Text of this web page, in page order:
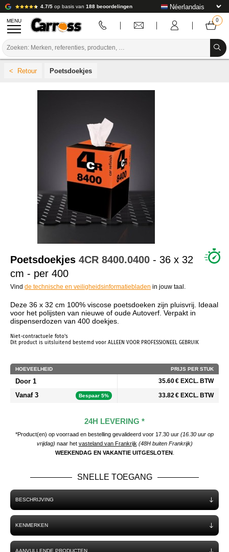
4.7/5 op basis van 188 beoordelingen
MENU
VOORBEREIDING / VERVEN / AFWERKING
VERBRUIKSARTIKELEN VOOR CARROSSERIE
GEREEDSCHAP VOOR CARROSSERIE
UITRUSTING VOOR CARROSSERIE
LABORATORIUMINSTALLATIE
HANDLEIDING & ADVIES
WIE ZIJN WIJ?
Poetsdoekjes
Poetsdoekjes 4CR 8400.0400 - 36 x 32
cm - per 400
Vind de technische en veiligheidsinformatiebladen in jouw taal.
Deze 36 x 32 cm 100% viscose poetsdoeken zijn pluisvrij. Ideaal
voor het polijsten van nieuwe of oude Autoverf. Verpakt in
dispenserdozen van 400 doekjes.
Niet-contractuele foto's
Dit product is uitsluitend bestemd voor ALLEEN VOOR PROFESSIONEEL GEBRUIK
HOEVEELHEID PRIJS PER STUK
Door 1 35.60 € EXCL. BTW
Vanaf 3 Bespaar 5% 33.82 € EXCL. BTW
24H LEVERING *
*Product(en) op voorraad en bestelling gevalideerd voor 17.30 uur (16.30 uur op
vrijdag) naar het vasteland van Frankrijk (48H buiten Frankrijk)
WEEKENDAG EN VAKANTIE UITGESLOTEN.
SNELLE TOEGANG
BESCHRIJVING
KENMERKEN
AANVULLENDE PRODUCTEN